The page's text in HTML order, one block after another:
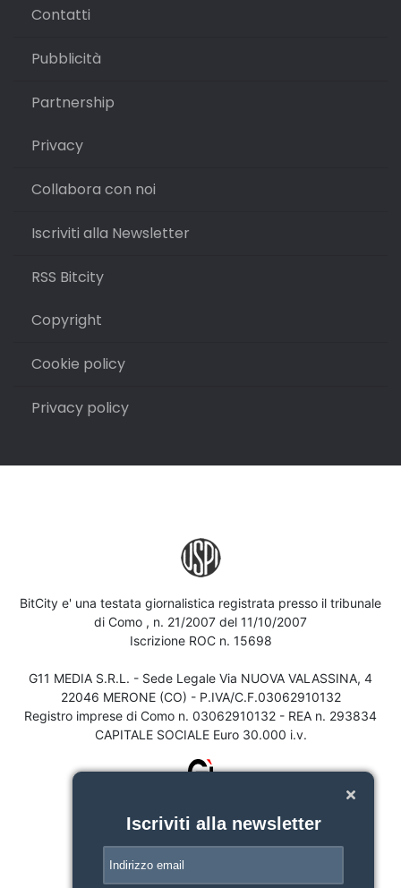
Contatti
Pubblicità
Partnership
Privacy
Collabora con noi
Iscriviti alla Newsletter
RSS Bitcity
Copyright
Cookie policy
Privacy policy
BitCity e' una testata giornalistica registrata presso il tribunale
di Como , n. 21/2007 del 11/10/2007
Iscrizione ROC n. 15698
G11 MEDIA S.R.L. - Sede Legale Via NUOVA VALASSINA, 4
22046 MERONE (CO) - P.IVA/C.F.03062910132
Registro imprese di Como n. 03062910132 - REA n. 293834
CAPITALE SOCIALE Euro 30.000 i.v.
Iscriviti alla newsletter